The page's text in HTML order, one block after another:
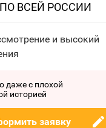
ВСЕЙ РОССИИ
и высокий
даже с плохой
историей
заявку